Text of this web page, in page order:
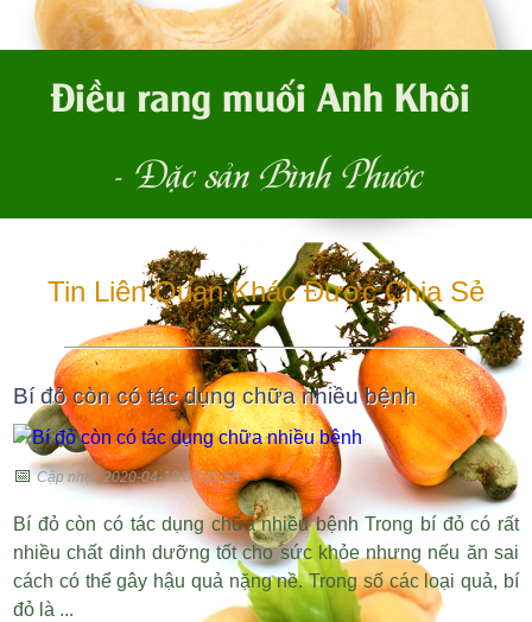
Điều rang muối Anh Khôi
- Đặc sản Bình Phước
Tin Liên Quan Khác Được Chia Sẻ
Bí đỏ còn có tác dụng chữa nhiều bệnh
📅Cập nhật: 2020-04-18 07:05:58
Bí đỏ còn có tác dụng chữa nhiều bệnh Trong bí đỏ có rất
nhiều chất dinh dưỡng tốt cho sức khỏe nhưng nếu ăn sai
cách có thể gây hậu quả nặng nề. Trong số các loại quả, bí
đỏ là ...